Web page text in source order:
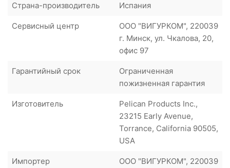
Страна-производитель Испания
Сервисный центр
ООО "ВИГУРКОМ", 220039
г. Минск, ул. Чкалова, 20,
офис 97
Гарантийный срок
Ограниченная
пожизненная гарантия
Изготовитель
Pelican Products Inc.,
23215 Early Avenue,
Torrance, California 90505,
USA
Импортер
ООО "ВИГУРКОМ", 220039